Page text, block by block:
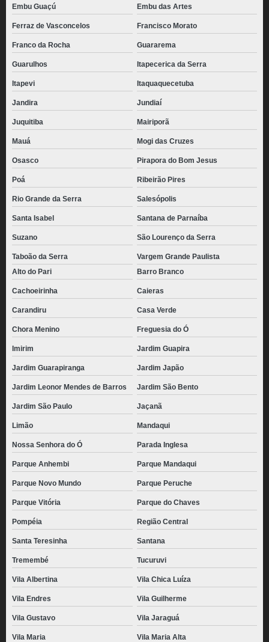
Embu Guaçú Embu das Artes
Ferraz de Vasconcelos Francisco Morato
Franco da Rocha Guararema
Guarulhos Itapecerica da Serra
Itapevi Itaquaquecetuba
Jandira Jundiaí
Juquitiba Mairiporã
Mauá Mogi das Cruzes
Osasco Pirapora do Bom Jesus
Poá Ribeirão Pires
Rio Grande da Serra Salesópolis
Santa Isabel Santana de Parnaíba
Suzano São Lourenço da Serra
Taboão da Serra
Vargem Grande Paulista
Alto do Pari
Barro Branco
Cachoeirinha Caieras
Carandiru Casa Verde
Chora Menino Freguesia do Ó
Imirim Jardim Guapira
Jardim Guarapiranga Jardim Japão
Jardim Leonor Mendes de Barros Jardim São Bento
Jardim São Paulo Jaçanã
Limão Mandaqui
Nossa Senhora do Ó Parada Inglesa
Parque Anhembi Parque Mandaqui
Parque Novo Mundo Parque Peruche
Parque Vitória Parque do Chaves
Pompéia Região Central
Santa Teresinha Santana
Tremembé Tucuruvi
Vila Albertina Vila Chica Luíza
Vila Endres Vila Guilherme
Vila Gustavo Vila Jaraguá
Vila Maria Vila Maria Alta